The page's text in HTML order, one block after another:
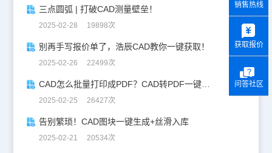
三点圆弧 | 打破CAD测量壁垒！
2025-02-28 19898次
别再手写报价单了，浩辰CAD教你一键获取！
2025-02-26 22499次
CAD怎么批量打印成PDF？CAD转PDF一键批量完成！
2025-02-25 26427次
告别繁琐！CAD图块一键生成+丝滑入库
2025-02-21 20534次
销售热线
获取报价
问答社区